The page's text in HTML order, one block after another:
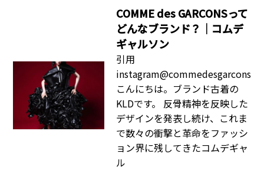
COMME des GARCONSって
どんなブランド？｜コムデ
ギャルソン
引用
instagram@commedesgarcons
こんにちは。ブランド古着の
KLDです。 反骨精神を反映した
デザインを発表し続け、これま
で数々の衝撃と革命をファッシ
ョン界に残してきたコムデギャ
ル